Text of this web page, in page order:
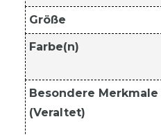
Größe
Farbe(n)
Besondere Merkmale
(Veraltet)